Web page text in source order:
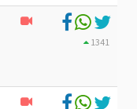
1341